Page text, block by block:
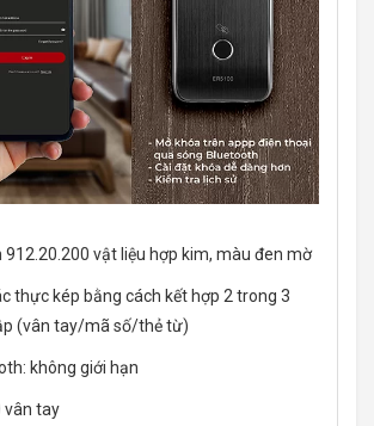
912.20.200 vật liệu hợp kim, màu đen mờ
thực kép bằng cách kết hợp 2 trong 3
(vân tay/mã số/thẻ từ)
không giới hạn
vân tay